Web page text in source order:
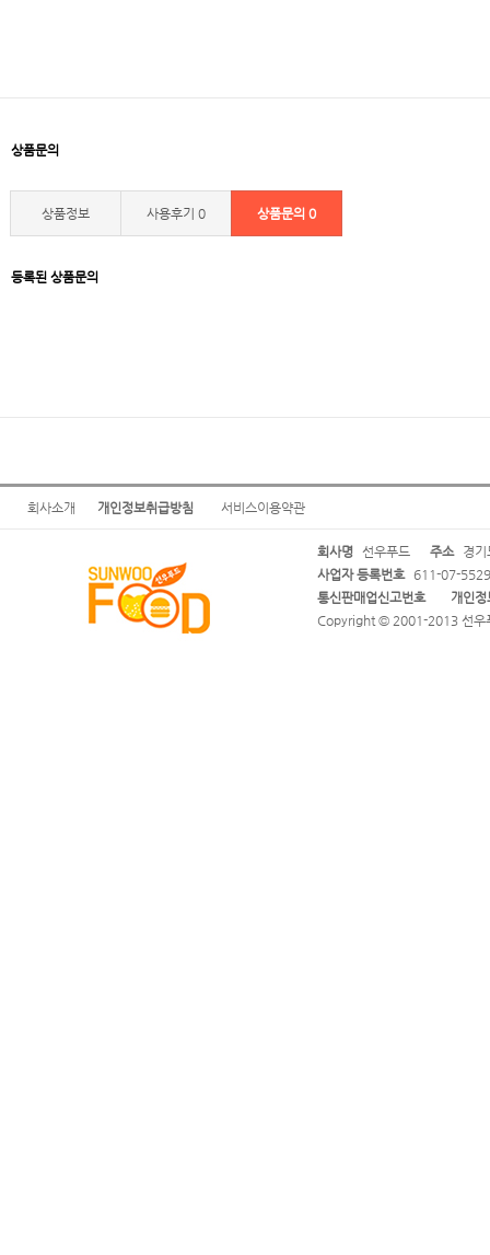
상품문의
상품정보 사용후기 0 상품문의 0
등록된 상품문의
회사소개 개인정보취급방침 서비스이용약관
회사명 선우푸드 주소
경
사업자 등록번호 611-07-
통신판매업신고번호
개인
Copyright © 2001-2013 선우